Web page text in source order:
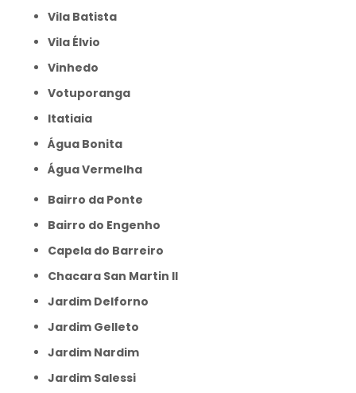
Vila Batista
Vila Élvio
Vinhedo
Votuporanga
itatiaia
Água Bonita
Água Vermelha
Bairro da Ponte
Bairro do Engenho
Capela do Barreiro
Chacara San Martin II
Jardim Delforno
Jardim Gelleto
Jardim Nardim
Jardim Salessi